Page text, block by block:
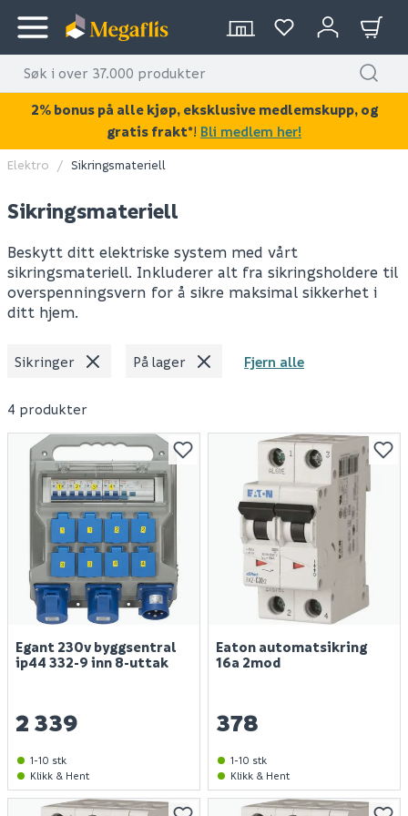
Elektro Sikringsmateriell
Sikringsmateriell
Beskytt ditt elektriske system med vårt
sikringsmateriell. Inkluderer alt fra sikringsholdere til
overspenningsvern for å sikre maksimal sikkerhet i
ditt hjem.
Sikringer På lager Fjern alle
4 produkter
Egant 230v byggsentral
ip44 332-9 inn 8-uttak
2 339
1-10 stk
Klikk & Hent
Eaton automatsikring
16a 2mod
378
1-10 stk
Klikk & Hent
2% bonus på alle kjøp, eksklusive medlemskupp, og
gratis frakt*! Bli medlem her!